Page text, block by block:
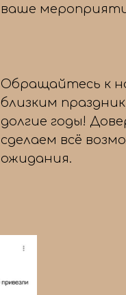
ваше
Обращайтесь к
близким
долгие годы!
сделаем всё
ожидания.